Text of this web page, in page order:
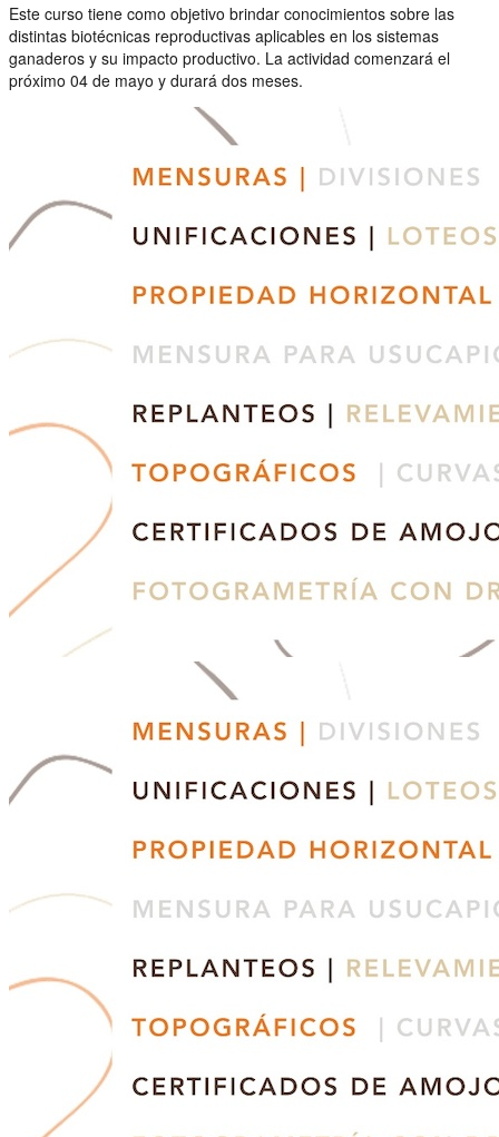
Este curso tiene como objetivo brindar conocimientos sobre las
distintas biotécnicas reproductivas aplicables en los sistemas
ganaderos y su impacto productivo. La actividad comenzará el
próximo 04 de mayo y durará dos meses.